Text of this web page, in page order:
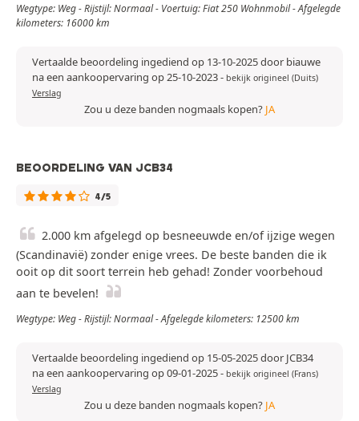
Wegtype: Weg - Rijstijl: Normaal - Voertuig: Fiat 250 Wohnmobil - Afgelegde
kilometers: 16000 km
Vertaalde beoordeling ingediend op 13-10-2025 door biauwe
na een aankoopervaring op 25-10-2023- bekijk origineel (Duits)
Verslag
Zou u deze banden nogmaals kopen? JA
BEOORDELING VAN JCB34
4/5
2.000 km afgelegd op besneeuwde en/of ijzige wegen
(Scandinavië) zonder enige vrees. De beste banden die ik
ooit op dit soort terrein heb gehad! Zonder voorbehoud
aan te bevelen!
Wegtype: Weg - Rijstijl: Normaal - Afgelegde kilometers: 12500 km
Vertaalde beoordeling ingediend op 15-05-2025 door JCB34
na een aankoopervaring op 09-01-2025- bekijk origineel (Frans)
Verslag
Zou u deze banden nogmaals kopen? JA